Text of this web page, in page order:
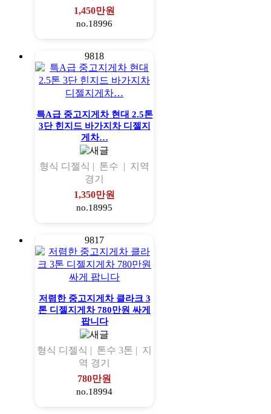
1,450만원
no.18996
9818
특A급 중고지게차 현대 2.5톤
3단 힌지드 바가지차 디젤지
게차…
형식 디젤식 | 톤수 | 지역
경기
1,350만원
no.18995
9817
저렴한 중고지게차 클라크 3
톤 디젤지게차 780만원 싸게
팝니다
형식 디젤식 | 톤수 3톤 | 지
역 경기
780만원
no.18994